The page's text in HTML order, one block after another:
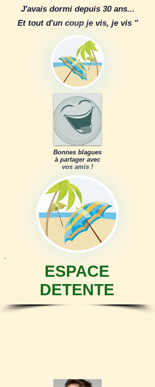
J'avais dormi depuis 30 ans...
Et tout d'un coup je vis, je vis "
Bonnes blagues
à partager avec
vos amis !
ESPACE
DETENTE